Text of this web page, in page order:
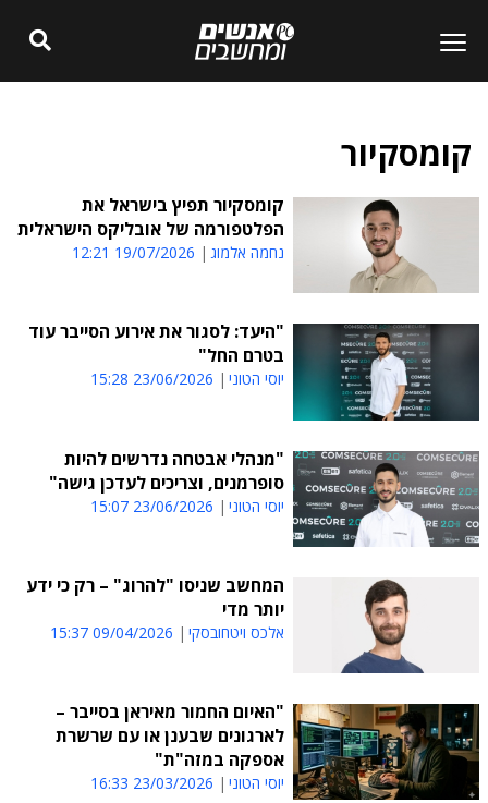
קומסקיור
קומסקיור תפיץ בישראל את
הפלטפורמה של אובליקס הישראלית
נחמה אלמוג 19/07/2026 12:21
"היעד: לסגור את אירוע הסייבר עוד
בטרם החל"
יוסי הטוני 23/06/2026 15:28
"מנהלי אבטחה נדרשים להיות
סופרמנים, וצריכים לעדכן גישה"
יוסי הטוני 23/06/2026 15:07
המחשב שניסו "להרוג" – רק כי ידע
יותר מדי
אלכס ויטחובסקי 09/04/2026 15:37
"האיום החמור מאיראן בסייבר –
לארגונים שבענן או עם שרשרת
אספקה במזה"ת"
יוסי הטוני 23/03/2026 16:33